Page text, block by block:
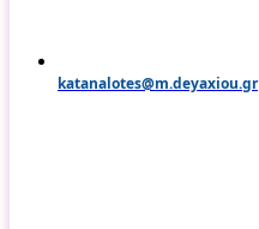
katanalotes@m.deyaxiou.gr